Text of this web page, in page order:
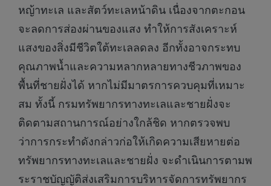
หญ้าทะเล และสัตว์ทะเลหน้าดิน เนื่องจากตะกอน
จะลดการส่องผ่านของแสง ทำให้การสังเคราะห์
แสงของสิ่งมีชีวิตใต้ทะเลลดลง อีกทั้งอาจกระทบ
คุณภาพน้ำและความหลากหลายทางชีวภาพของ
พื้นที่ชายฝั่งได้ หากไม่มีมาตรการควบคุมที่เหมาะ
สม ทั้งนี้ กรมทรัพยากรทางทะเลและชายฝั่งจะ
ติดตามสถานการณ์อย่างใกล้ชิด หากตรวจพบ
ว่าการกระทำดังกล่าวก่อให้เกิดความเสียหายต่อ
ทรัพยากรทางทะเลและชายฝั่ง จะดำเนินการตามพ
ระราชบัญญัติส่งเสริมการบริหารจัดการทรัพยากร